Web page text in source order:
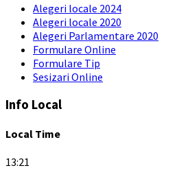
Alegeri locale 2024
Alegeri locale 2020
Alegeri Parlamentare 2020
Formulare Online
Formulare Tip
Sesizari Online
Info Local
Local Time
13:21